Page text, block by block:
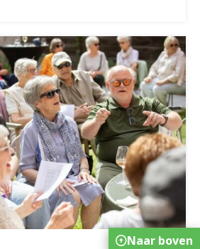
Naar boven